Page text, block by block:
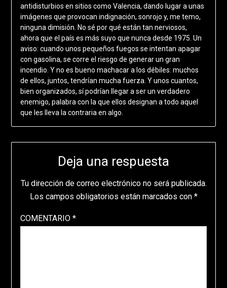
antidisturbios en sitios como Valencia, dando lugar a unas
imágenes que provocan indignación, sonrojo y, me temo,
ninguna dimisión. No sé por qué están tan nerviosos,
ahora que el país es más suyo que nunca desde 1975. Un
aviso: cuando unos pequeños fuegos se intentan apagar
con gasolina, se corre el riesgo de generar un gran
incendio. Y no es bueno machacar a los débiles: muchos
de ellos, juntos, tendrían mucha fuerza. Y unos cuantos,
bien organizados, sí podrían llegar a ser un verdadero
enemigo, palabra con la que ellos designan a todo aquel
que les lleva la contraria en algo.
Deja una respuesta
Tu dirección de correo electrónico no será publicada.
Los campos obligatorios están marcados con *
COMENTARIO *